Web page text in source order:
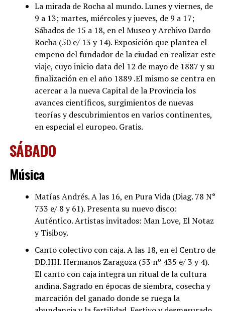
La mirada de Rocha al mundo. Lunes y viernes, de
9 a 13; martes, miércoles y jueves, de 9 a 17;
Sábados de 15 a 18, en el Museo y Archivo Dardo
Rocha (50 e/ 13 y 14). Exposición que plantea el
empeño del fundador de la ciudad en realizar este
viaje, cuyo inicio data del 12 de mayo de 1887 y su
finalización en el año 1889 .El mismo se centra en
acercar a la nueva Capital de la Provincia los
avances científicos, surgimientos de nuevas
teorías y descubrimientos en varios continentes,
en especial el europeo. Gratis.
SÁBADO
Música
Matías Andrés. A las 16, en Pura Vida (Diag. 78 N°
733 e/ 8 y 61). Presenta su nuevo disco:
Auténtico. Artistas invitados: Man Love, El Notaz
y Tisiboy.
Canto colectivo con caja. A las 18, en el Centro de
DD.HH. Hermanos Zaragoza (53 nº 435 e/ 3 y 4).
El canto con caja integra un ritual de la cultura
andina. Sagrado en épocas de siembra, cosecha y
marcación del ganado donde se ruega la